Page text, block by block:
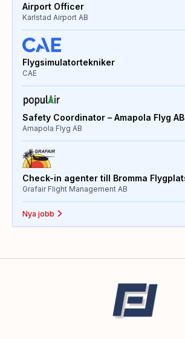
Airport Officer
Karlstad Airport AB
Flygsimulatortekniker
CAE
Safety Coordinator – Amapola Flyg
Amapola Flyg AB
Check-in agenter till Bromma
Grafair Flight Management AB
Nya jobb